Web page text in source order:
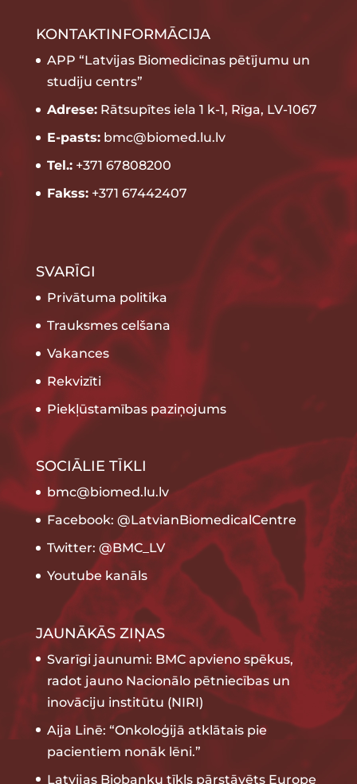
KONTAKTINFORMĀCIJA
APP “Latvijas Biomedicīnas pētījumu un
studiju centrs”
Adrese:Rātsupītes iela 1 k-1, Rīga, LV-1067
E-pasts:bmc@biomed.lu.lv
Tel.:+371 67808200
Fakss:+371 67442407
SVARĪGI
Privātuma politika
Trauksmes celšana
Vakances
Rekvizīti
Piekļūstamības paziņojums
SOCIĀLIE TĪKLI
bmc@biomed.lu.lv
Facebook: @LatvianBiomedicalCentre
Twitter: @BMC_LV
Youtube kanāls
JAUNĀKĀS ZIŅAS
Svarīgi jaunumi: BMC apvieno spēkus,
radot jauno Nacionālo pētniecības un
inovāciju institūtu (NIRI)
Aija Linē: “Onkoloģijā atklātais pie
pacientiem nonāk lēni.”
Latvijas Biobanku tīkls pārstāvēts Europe